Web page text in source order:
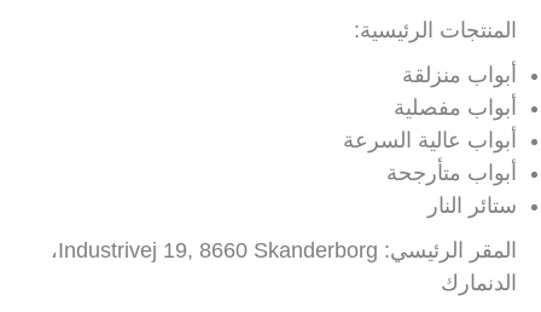
المنتجات الرئيسية:
أبواب منزلقة
أبواب مفصلية
أبواب عالية السرعة
أبواب متأرجحة
ستائر النار
المقر الرئيسي: Industrivej 19, 8660 Skanderborg،
الدنمارك